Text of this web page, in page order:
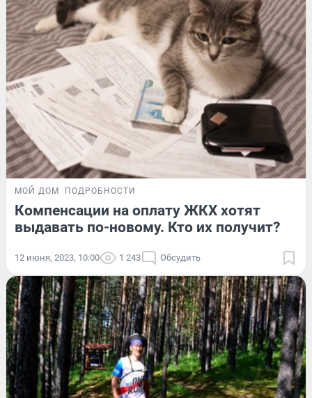
МОЙ ДОМ ПОДРОБНОСТИ
Компенсации на оплату ЖКХ хотят
выдавать по-новому. Кто их получит?
12 июня, 2023, 10:00 1 243 Обсудить